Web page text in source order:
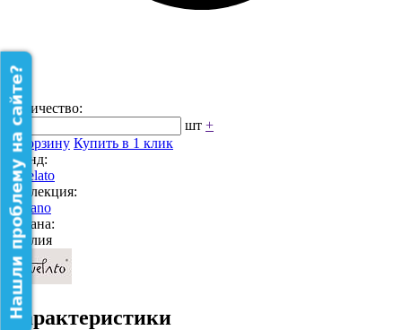
Количество:
шт +
В корзину Купить в 1 клик
Бренд:
Rivelato
Коллекция:
Lugano
Страна:
Италия
Характеристики
Нашли проблему на сайте?